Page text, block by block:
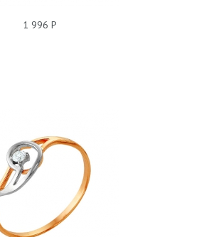
1 996 Р
ПОКРЫТИЯ, ФИАНИТ, 228233